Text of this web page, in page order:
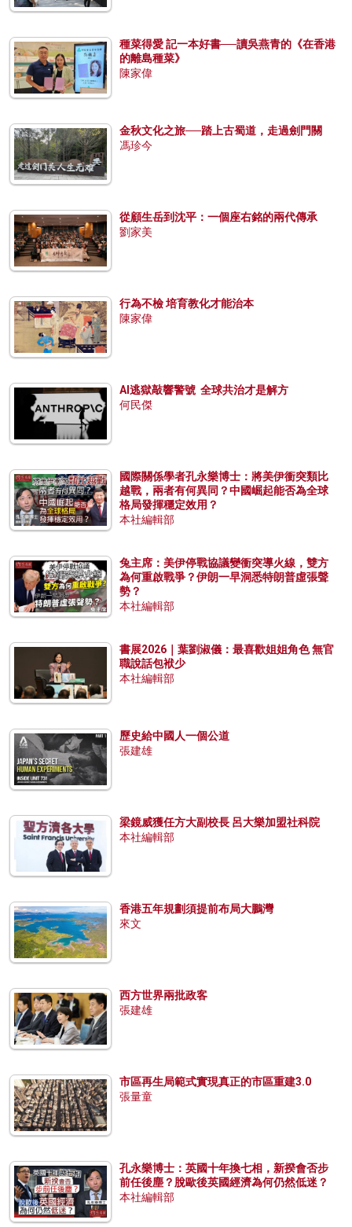
種菜得愛 記一本好書──讀吳燕青的《在香港
的離島種菜》
陳家偉
金秋文化之旅──踏上古蜀道，走過劍門關
馮珍今
從顧生岳到沈平：一個座右銘的兩代傳承
劉家美
行為不檢 培育教化才能治本
陳家偉
AI逃獄敲響警號 全球共治才是解方
何民傑
國際關係學者孔永樂博士：將美伊衝突類比
越戰，兩者有何異同？中國崛起能否為全球
格局發揮穩定效用？
本社編輯部
兔主席：美伊停戰協議變衝突導火線，雙方
為何重啟戰爭？伊朗一早洞悉特朗普虛張聲
勢？
本社編輯部
書展2026｜葉劉淑儀：最喜歡姐姐角色 無官
職說話包袱少
本社編輯部
歷史給中國人一個公道
張建雄
梁鏡威獲任方大副校長 呂大樂加盟社科院
本社編輯部
香港五年規劃須提前布局大鵬灣
來文
西方世界兩批政客
張建雄
市區再生局範式實現真正的市區重建3.0
張量童
孔永樂博士：英國十年換七相，新揆會否步
前任後塵？脫歐後英國經濟為何仍然低迷？
本社編輯部